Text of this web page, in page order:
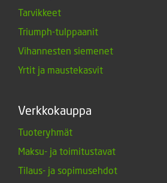
Tarvikkeet
Triumph-tulppaanit
Vihannesten siemenet
Yrtit ja maustekasvit
Verkkokauppa
Tuoteryhmät
Maksu- ja toimitustavat
Tilaus- ja sopimusehdot